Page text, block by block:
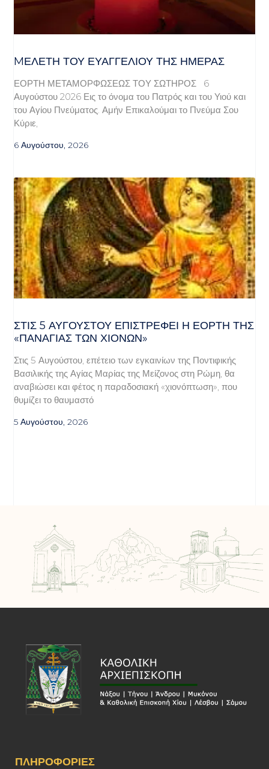
MΕΛΈΤΗ ΤΟΥ ΕΥΑΓΓΕΛΊΟΥ ΤΗΣ ΗΜΈΡΑΣ
ΕΟΡΤΗ ΜΕΤΑΜΟΡΦΩΣΕΩΣ ΤΟΥ ΣΩΤΗΡΟΣ 6
Αυγούστου 2026 Εις το όνομα του Πατρός και του Υιού και
του Αγίου Πνεύματος. Αμήν Επικαλούμαι το Πνεύμα Σου
Κύριε,
6 Αυγούστου, 2026
ΣΤΙΣ 5 ΑΥΓΟΎΣΤΟΥ ΕΠΙΣΤΡΈΦΕΙ Η ΕΟΡΤΉ ΤΗΣ
«ΠΑΝΑΓΊΑΣ ΤΩΝ ΧΙΌΝΩΝ»
Στις 5 Αυγούστου, επέτειο των εγκαινίων της Ποντιφικής
Βασιλικής της Αγίας Μαρίας της Μείζονος στη Ρώμη, θα
αναβιώσει και φέτος η παραδοσιακή «χιονόπτωση», που
θυμίζει το θαυμαστό
5 Αυγούστου, 2026
ΠΛΗΡΟΦΟΡΊΕΣ